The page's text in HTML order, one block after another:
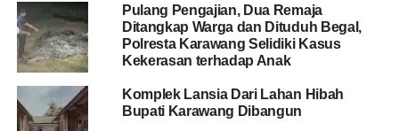
Pulang Pengajian, Dua Remaja
Ditangkap Warga dan Dituduh Begal,
Polresta Karawang Selidiki Kasus
Kekerasan terhadap Anak
Komplek Lansia Dari Lahan Hibah
Bupati Karawang Dibangun